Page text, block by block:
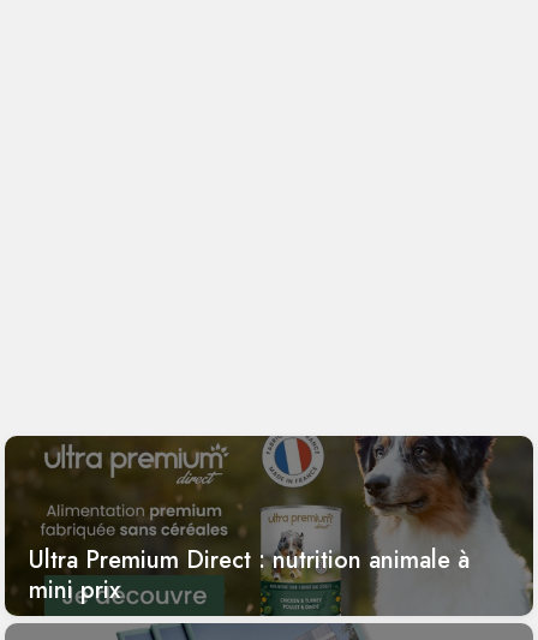
Ultra Premium Direct : nutrition animale à
mini prix